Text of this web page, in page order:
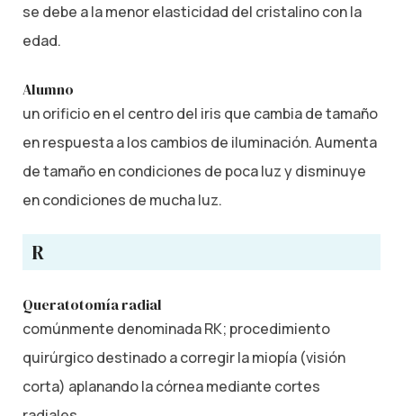
se debe a la menor elasticidad del cristalino con la
edad.
Alumno
un orificio en el centro del iris que cambia de tamaño
en respuesta a los cambios de iluminación. Aumenta
de tamaño en condiciones de poca luz y disminuye
en condiciones de mucha luz.
R
Queratotomía radial
comúnmente denominada RK; procedimiento
quirúrgico destinado a corregir la miopía (visión
corta) aplanando la córnea mediante cortes